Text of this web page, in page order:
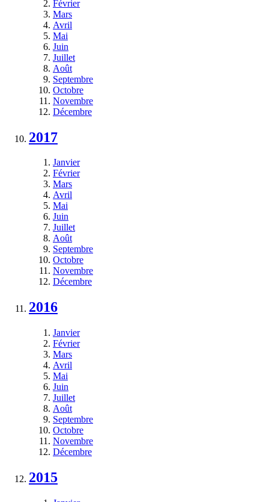
Février
Mars
Avril
Mai
Juin
Juillet
Août
Septembre
Octobre
Novembre
Décembre
2017
Janvier
Février
Mars
Avril
Mai
Juin
Juillet
Août
Septembre
Octobre
Novembre
Décembre
2016
Janvier
Février
Mars
Avril
Mai
Juin
Juillet
Août
Septembre
Octobre
Novembre
Décembre
2015